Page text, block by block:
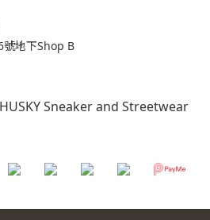
號地下Shop B
Sneaker and Streetwear